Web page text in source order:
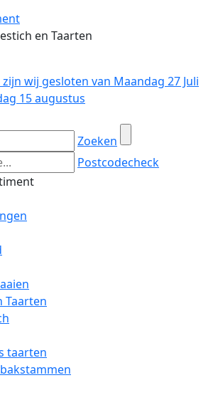
en Taarten
wij gesloten van Maandag 27 Juli
15 augustus
Zoeken
Postcodecheck
Taarten
taarten